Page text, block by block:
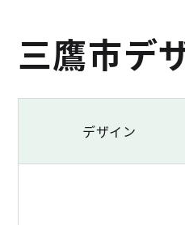
三鷹市デ
デザイン